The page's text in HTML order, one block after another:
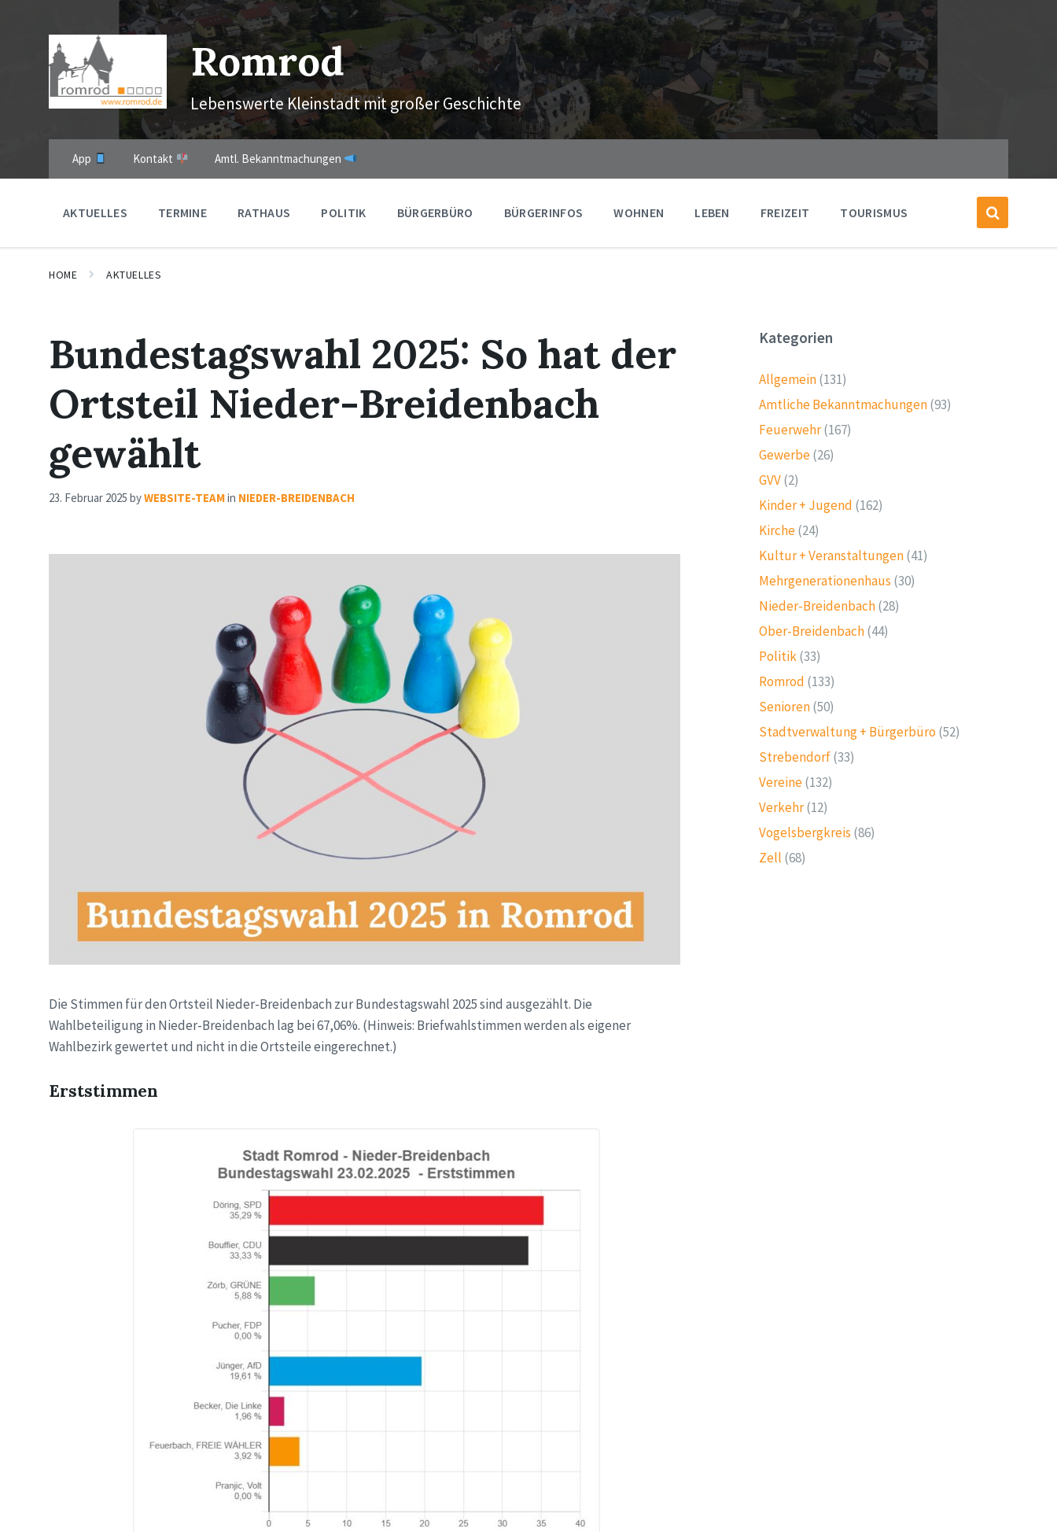
navigation
Romrod
Lebenswerte Kleinstadt mit großer Geschichte
App Kontakt Amtl. Bekanntmachungen
AKTUELLES TERMINE RATHAUS POLITIK BÜRGERBÜRO BÜRGERINFOS WOHNEN LEBEN FREIZEIT TOURISMUS
HOME AKTUELLES
Bundestagswahl 2025: So hat der
Ortsteil Nieder-Breidenbach
gewählt
23. Februar 2025 byWEBSITE-TEAMin NIEDER-BREIDENBACH
Die Stimmen für den Ortsteil Nieder-Breidenbach zur Bundestagswahl 2025 sind ausgezählt. Die
Wahlbeteiligung in Nieder-Breidenbach lag bei 67,06%. (Hinweis: Briefwahlstimmen werden als eigener
Wahlbezirk gewertet und nicht in die Ortsteile eingerechnet.)
Erststimmen
Kategorien
Allgemein(131)
Amtliche Bekanntmachungen(93)
Feuerwehr(167)
Gewerbe(26)
GVV(2)
Kinder + Jugend (162)
Kirche(24)
Kultur + Veranstaltungen(41)
Mehrgenerationenhaus (30)
Nieder-Breidenbach(28)
Ober-Breidenbach(44)
Politik(33)
Romrod (133)
Senioren(50)
Stadtverwaltung + Bürgerbüro (52)
Strebendorf(33)
Vereine(132)
Verkehr(12)
Vogelsbergkreis (86)
Zell (68)